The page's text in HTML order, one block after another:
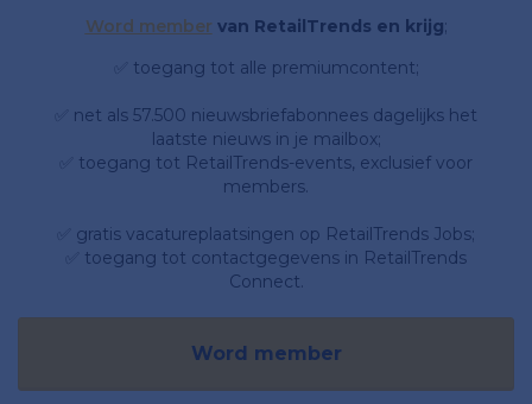
Word member van RetailTrends en krijg;
✅ toegang tot alle premiumcontent;
✅ net als 57.500 nieuwsbriefabonnees dagelijks het
laatste nieuws in je mailbox;
✅ toegang tot RetailTrends-events, exclusief voor
members.
✅ gratis vacatureplaatsingen op RetailTrends Jobs;
✅ toegang tot contactgegevens in RetailTrends
Connect.
Word member